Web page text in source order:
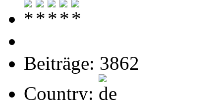
Beiträge: 3862
Country: